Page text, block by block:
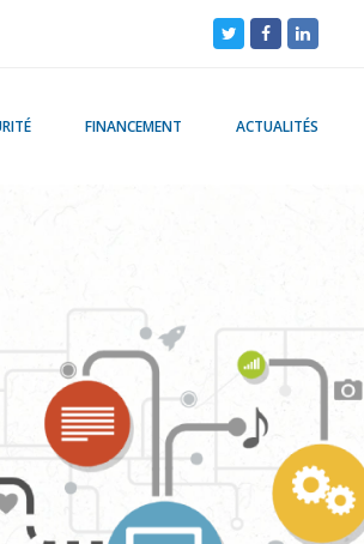
TwitterFacebookLinkedIn
FINANCEMENT ACTUALITÉS